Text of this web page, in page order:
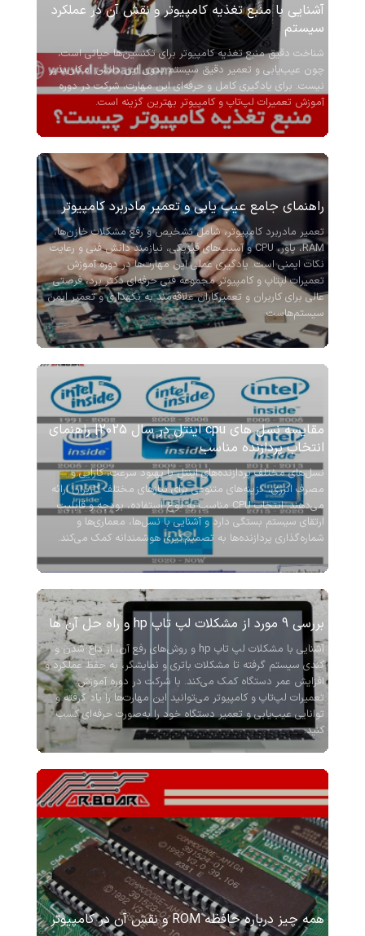
آشنایی با منبع تغذیه کامپیوتر و نقش آن در عملکرد
سیستم
شناخت دقیق منبع تغذیه کامپیوتر برای تکنسین‌ها حیاتی است،
چون عیب‌یابی و تعمیر دقیق سیستم بدون این دانش امکان‌پذیر
نیست. برای یادگیری کامل و حرفه‌ای این مهارت، شرکت در دوره
آموزش تعمیرات لپ‌تاپ و کامپیوتر بهترین گزینه است.
راهنمای جامع عیب ‌یابی و تعمیر مادربرد کامپیوتر
تعمیر مادربرد کامپیوتر، شامل تشخیص و رفع مشکلات خازن‌ها،
RAM، پاور، CPU و آسیب‌های فیزیکی، نیازمند دانش فنی و رعایت
نکات ایمنی است. یادگیری عملی این مهارت‌ها در دوره آموزش
تعمیرات لپتاپ و کامپیوتر مجموعه فنی حرفه‌ای دکتر برد، فرصتی
عالی برای کاربران و تعمیرکاران علاقه‌مند به نگهداری و تعمیر ایمن
سیستم‌هاست.
مقایسه نسل‌ های cpu اینتل در سال 2025| راهنمای
انتخاب پردازنده مناسب
نسل‌های مختلف پردازنده‌های اینتل با بهبود سرعت، کارایی و
مصرف انرژی، گزینه‌های متنوعی برای نیازهای مختلف کاربران ارائه
می‌دهند. انتخاب CPU مناسب به نوع استفاده، بودجه و قابلیت
ارتقای سیستم بستگی دارد و آشنایی با نسل‌ها، معماری‌ها و
شماره‌گذاری پردازنده‌ها به تصمیم‌گیری هوشمندانه کمک می‌کند.
بررسی 9 مورد از مشکلات لپ تاپ hp و راه‌ حل آن‌ ها
آشنایی با مشکلات لپ تاپ hp و روش‌های رفع آن، از داغ شدن و
کندی سیستم گرفته تا مشکلات باتری و نمایشگر، به حفظ عملکرد و
افزایش عمر دستگاه کمک می‌کند. با شرکت در دوره آموزش
تعمیرات لپ‌تاپ و کامپیوتر می‌توانید این مهارت‌ها را یاد گرفته و
توانایی عیب‌یابی و تعمیر دستگاه خود را به‌صورت حرفه‌ای کسب
کنید.
همه چیز درباره حافظه ROM و نقش آن در کامپیوتر